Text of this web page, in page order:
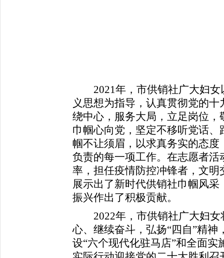
2021年，市供销社广大妇女
义思想为指导，认真贯彻党的
绕中心，服务大局，立足岗位
巾帼心向党，坚定不移听党话
帼不让须眉，以求真务实的态
负责的每一项工作。在志愿者
率，担任疫情防控冲锋者，文
展示出了新时代供销社巾帼风
振兴作出了积极贡献。
2022年，市供销社广大妇女
心、继续奋斗，弘扬“四自”精神
设“六个现代化驻马店”和全面实